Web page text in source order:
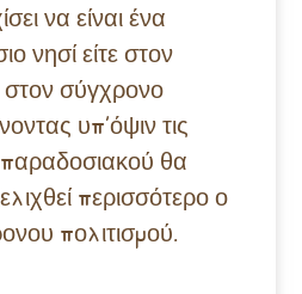
να είναι ένα
νησί είτε στον
στον σύγχρονο
υπ’όψιν τις
θα
περισσότεροο
πολιτισμού.